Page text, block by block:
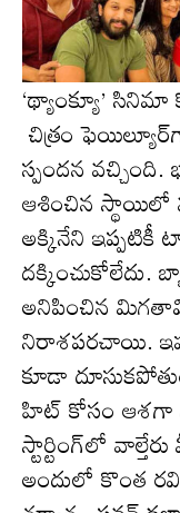
‘థ్యాంక్యూ’
చిత్రం
స్పందన
ఆశించిన స్థాయిలో
అక్కినేని ఇప్పటికీ
ద‌క్కించుకోలేదు.
అనిపించిన
నిరాశ‌ప‌ర‌చాయి.
కూడా
హిట్ కోసం ఆశ‌గా
స్టార్టింగ్‌లో
అందులో కొంత